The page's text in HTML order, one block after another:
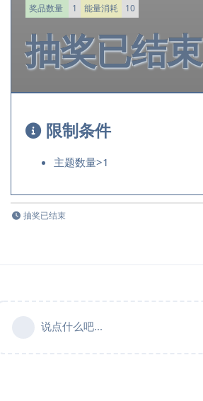
奖品数量 1 能量消耗 10
抽奖已结束
限制条件
主题数量>1
抽奖已结束
说点什么吧...